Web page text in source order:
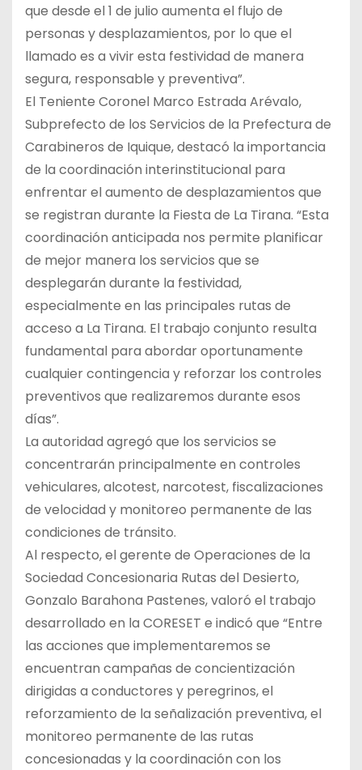
que desde el 1 de julio aumenta el flujo de
personas y desplazamientos, por lo que el
llamado es a vivir esta festividad de manera
segura, responsable y preventiva”.
El Teniente Coronel Marco Estrada Arévalo,
Subprefecto de los Servicios de la Prefectura de
Carabineros de Iquique, destacó la importancia
de la coordinación interinstitucional para
enfrentar el aumento de desplazamientos que
se registran durante la Fiesta de La Tirana. “Esta
coordinación anticipada nos permite planificar
de mejor manera los servicios que se
desplegarán durante la festividad,
especialmente en las principales rutas de
acceso a La Tirana. El trabajo conjunto resulta
fundamental para abordar oportunamente
cualquier contingencia y reforzar los controles
preventivos que realizaremos durante esos
días”.
La autoridad agregó que los servicios se
concentrarán principalmente en controles
vehiculares, alcotest, narcotest, fiscalizaciones
de velocidad y monitoreo permanente de las
condiciones de tránsito.
Al respecto, el gerente de Operaciones de la
Sociedad Concesionaria Rutas del Desierto,
Gonzalo Barahona Pastenes, valoró el trabajo
desarrollado en la CORESET e indicó que “Entre
las acciones que implementaremos se
encuentran campañas de concientización
dirigidas a conductores y peregrinos, el
reforzamiento de la señalización preventiva, el
monitoreo permanente de las rutas
concesionadas y la coordinación con los